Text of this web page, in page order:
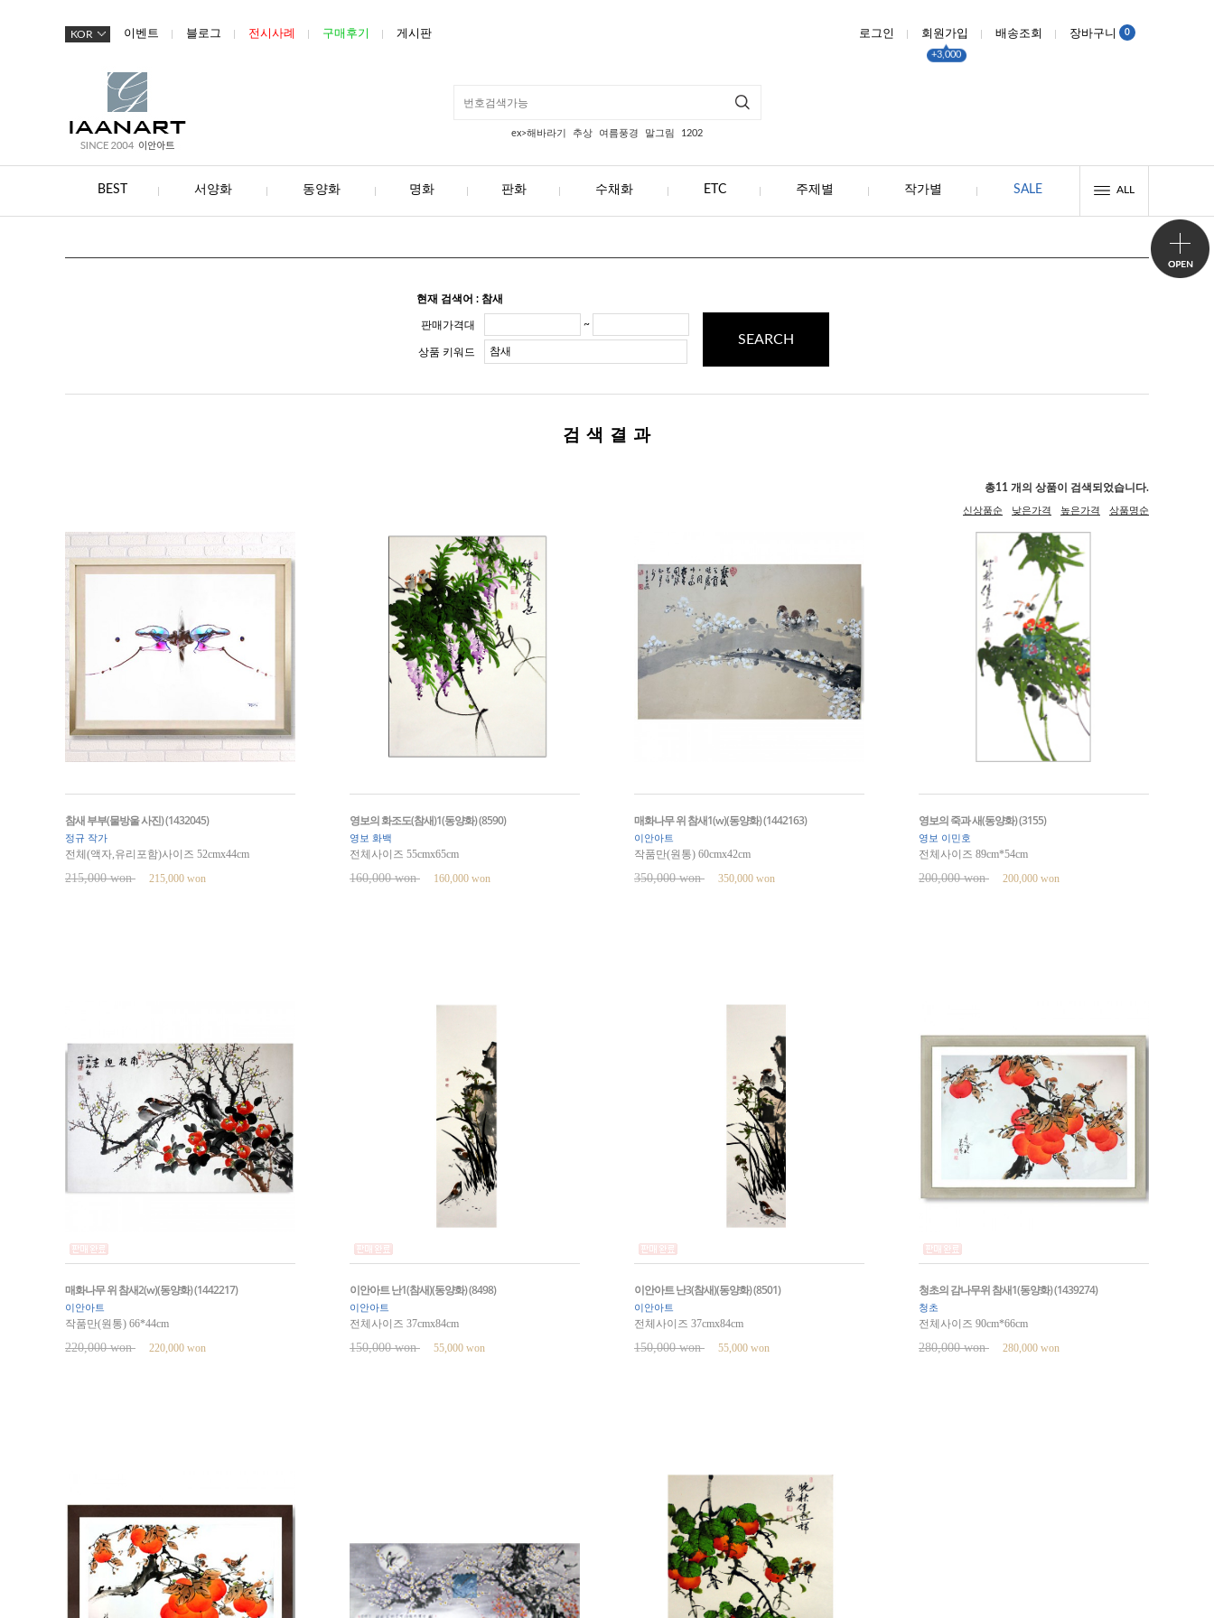
KOR 이벤트 블로그 전시사례 구매후기 게시판 로그인 회원가입
+3,000
배송조회 장바구니 0
ex>해바라기 추상 여름풍경 말그림 1202
BEST 서양화 동양화 명화 판화 수채화 ETC 주제별 작가별 SALE ALL
현재 검색어 : 참새
판매가격대 ~
SEARCH
상품 키워드
검 색 결 과
총11 개의 상품이 검색되었습니다.
상품명순
높은가격
낮은가격
신상품순
참새 부부(물방울 사진) (1432045)
정규 작가
전체(액자,유리포함)사이즈 52cmx44cm
215,000 won 215,000 won
영보의 화조도(참새)1(동양화) (8590)
영보 화백
전체사이즈 55cmx65cm
160,000 won 160,000 won
매화나무 위 참새1(w)(동양화) (1442163)
이안아트
작품만(원통) 60cmx42cm
350,000 won 350,000 won
영보의 죽과 새(동양화) (3155)
영보 이민호
전체사이즈 89cm*54cm
200,000 won 200,000 won
매화나무 위 참새2(w)(동양화) (1442217)
이안아트
작품만(원통) 66*44cm
220,000 won 220,000 won
이안아트 난1(참새)(동양화) (8498)
이안아트
전체사이즈 37cmx84cm
150,000 won 55,000 won
이안아트 난3(참새)(동양화) (8501)
이안아트
전체사이즈 37cmx84cm
150,000 won 55,000 won
청초의 감나무위 참새1(동양화) (1439274)
청초
전체사이즈 90cm*66cm
280,000 won 280,000 won